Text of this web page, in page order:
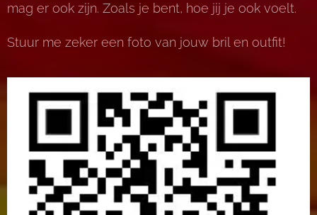
mag er ook zijn. Zoals je bent, hoe jij je ook voelt.
Stuur me zeker een foto van jouw bril en outfit!